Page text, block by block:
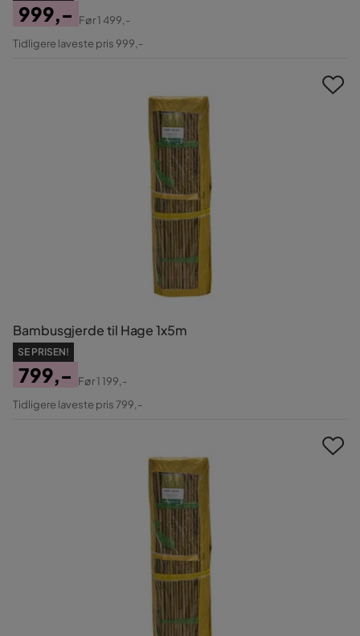
Pris
999,-
Original
Før1 499,-
Tidligere laveste pris 999,-
Bambusgjerde til Hage 1x5m
SE PRISEN!
Pris
799,-
Original
Før1 199,-
Tidligere laveste pris 799,-